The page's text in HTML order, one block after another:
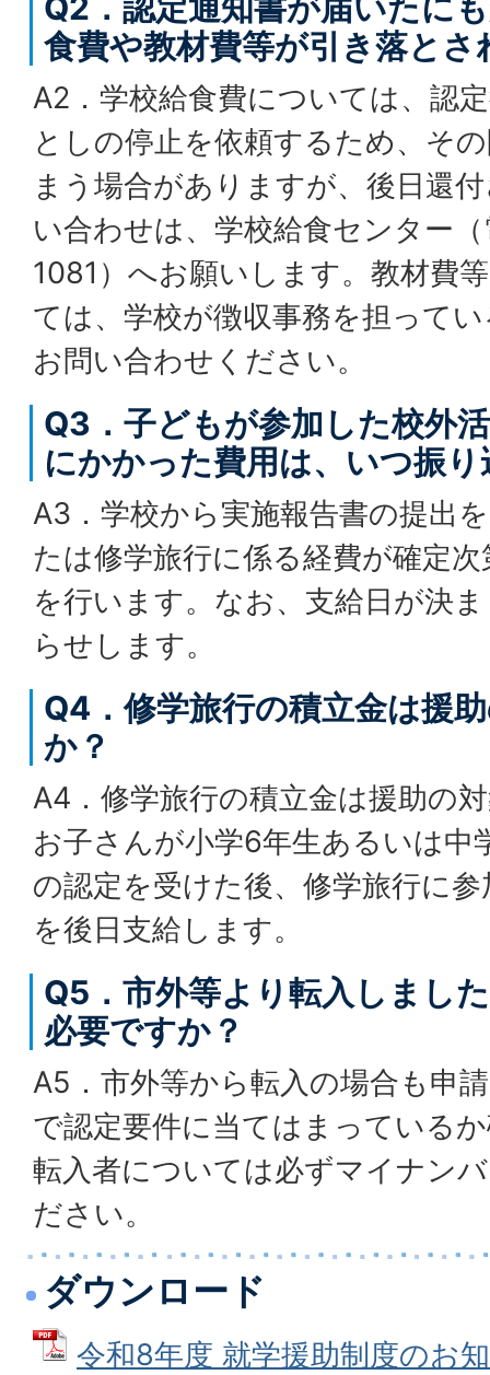
食費や教材費等が引き落と
A2．学校給食費については、認
としの停止を依頼するため、そ
まう場合がありますが、後日還
い合わせは、学校給食センター
1081）へお願いします。教材費
ては、学校が徴収事務を担って
お問い合わせください。
Q3．子どもが参加した校外
にかかった費用は、いつ振
A3．学校から実施報告書の提出
たは修学旅行に係る経費が確定
を行います。なお、支給日が決
らせします。
Q4．修学旅行の積立金は援
か？
A4．修学旅行の積立金は援助の
お子さんが小学6年生あるいは中
の認定を受けた後、修学旅行に
を後日支給します。
Q5．市外等より転入しまし
必要ですか？
A5．市外等から転入の場合も申
で認定要件に当てはまっている
転入者については必ずマイナン
ださい。
ダウンロード
令和8年度 就学援助制度のお